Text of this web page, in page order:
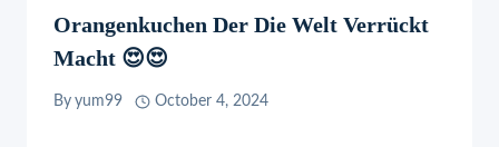
Orangenkuchen Der Die Welt Verrückt
Macht 😍😍
By yum99 October 4, 2024